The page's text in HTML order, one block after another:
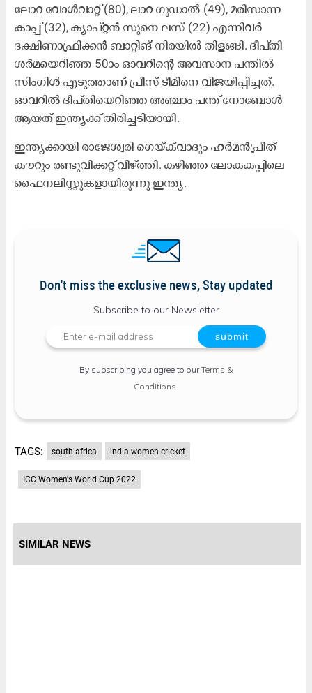
ലോറ വോൾവാറ്റ് (80), ലാറ ഗൂഡാൽ (49), മരിസാന്ന
കാപ്പ് (32), ക്യാപ്റ്റൻ സുനെ ലസ് (22) എന്നിവർ
ദക്ഷിണാഫ്രിക്കൻ ബാറ്റിങ് നിരയിൽ തിളങ്ങി. ദീപ്തി
ശർമയെറിഞ്ഞ 50ാം ഓവറിന്റെ അവസാന പന്തിൽ
സിംഗിൾ എടുത്താണ് പ്രീസ് ടീമിനെ വിജയിപ്പിച്ചത്.
ഓവറിൽ ദീപ്തിയെറിഞ്ഞ അഞ്ചാം പന്ത് നോബോൾ
ആയത് ഇന്ത്യക്ക് തിരിച്ചടിയായി.
ഇന്ത്യക്കായി രാജേശ്വരി ഗെയ്ക്‍വാദും ഹർമൻപ്രീത്
കൗറും രണ്ടുവിക്കറ്റ് വീഴ്ത്തി. കഴിഞ്ഞ ലോകകപ്പിലെ
ഫൈനലിസ്റ്റുകളായിരുന്നു ഇന്ത്യ.
Don't miss the exclusive news, Stay updated
Subscribe to our Newsletter
By subscribing you agree to ourTerms &
Conditions
TAGS: south africa india women cricket
ICC Women's World Cup 2022
SIMILAR NEWS